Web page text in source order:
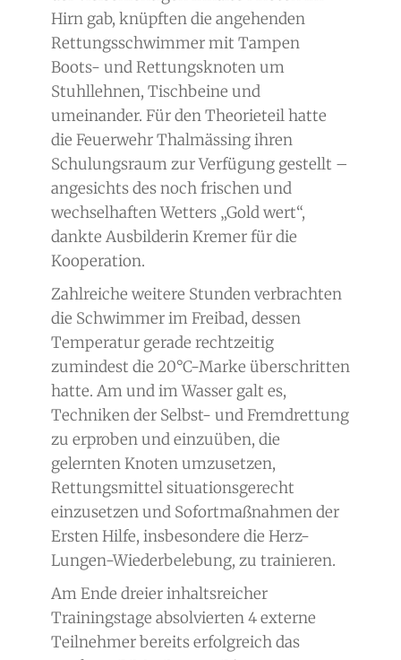
Hirn gab, knüpften die angehenden
Rettungsschwimmer mit Tampen
Boots- und Rettungsknoten um
Stuhllehnen, Tischbeine und
umeinander. Für den Theorieteil hatte
die Feuerwehr Thalmässing ihren
Schulungsraum zur Verfügung gestellt –
angesichts des noch frischen und
wechselhaften Wetters „Gold wert“,
dankte Ausbilderin Kremer für die
Kooperation.
Zahlreiche weitere Stunden verbrachten
die Schwimmer im Freibad, dessen
Temperatur gerade rechtzeitig
zumindest die 20°C-Marke überschritten
hatte. Am und im Wasser galt es,
Techniken der Selbst- und Fremdrettung
zu erproben und einzuüben, die
gelernten Knoten umzusetzen,
Rettungsmittel situationsgerecht
einzusetzen und Sofortmaßnahmen der
Ersten Hilfe, insbesondere die Herz-
Lungen-Wiederbelebung, zu trainieren.
Am Ende dreier inhaltsreicher
Trainingstage absolvierten 4 externe
Teilnehmer bereits erfolgreich das